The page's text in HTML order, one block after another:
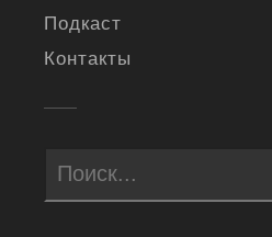
Подкаст
Контакты